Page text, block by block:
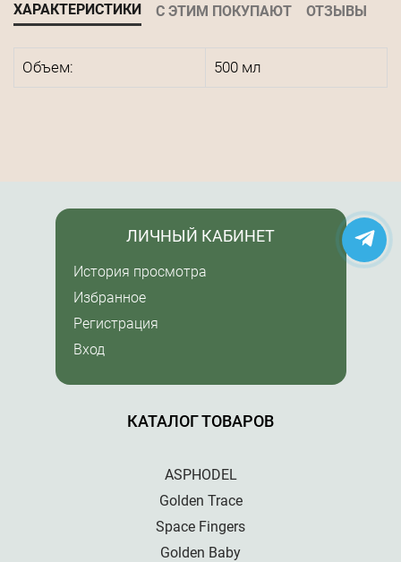
ХАРАКТЕРИСТИКИ С ЭТИМ ПОКУПАЮТ ОТЗЫВЫ
Объем: 500 мл
КАТАЛОГ ТОВАРОВ
ASPHODEL
Golden Trace
Space Fingers
Golden Baby
ЛИЧНЫЙ КАБИНЕТ
История просмотра
Избранное
Регистрация
Вход